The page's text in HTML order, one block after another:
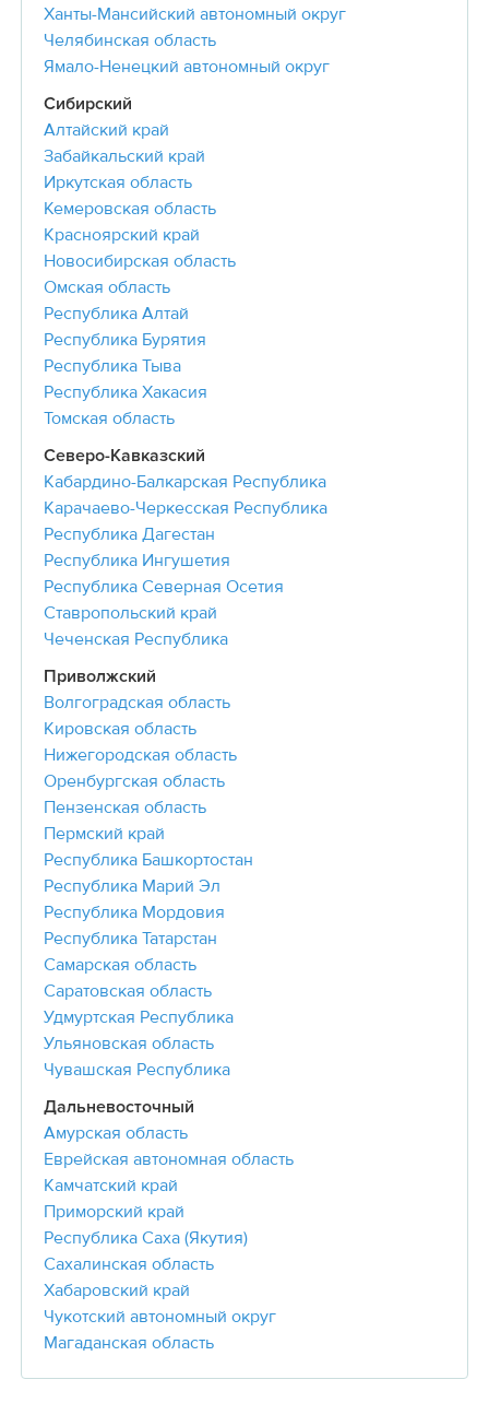
Ханты-Мансийский автономный округ
Челябинская область
Ямало-Ненецкий автономный округ
Сибирский
Алтайский край
Забайкальский край
Иркутская область
Кемеровская область
Красноярский край
Новосибирская область
Омская область
Республика Алтай
Республика Бурятия
Республика Тыва
Республика Хакасия
Томская область
Северо-Кавказский
Кабардино-Балкарская Республика
Карачаево-Черкесская Республика
Республика Дагестан
Республика Ингушетия
Республика Северная Осетия
Ставропольский край
Чеченская Республика
Приволжский
Волгоградская область
Кировская область
Нижегородская область
Оренбургская область
Пензенская область
Пермский край
Республика Башкортостан
Республика Марий Эл
Республика Мордовия
Республика Татарстан
Самарская область
Саратовская область
Удмуртская Республика
Ульяновская область
Чувашская Республика
Дальневосточный
Амурская область
Еврейская автономная область
Камчатский край
Приморский край
Республика Саха (Якутия)
Сахалинская область
Хабаровский край
Чукотский автономный округ
Магаданская область